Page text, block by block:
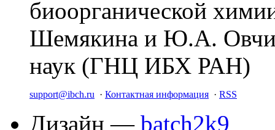
биоорганической
Шемякина и Ю.А.
наук (ГНЦ ИБХ РАН)
support@ibch.ru · Контактная информация · RSS
Дизайн — batch2k9